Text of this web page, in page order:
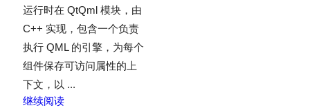
运行时在 QtQml 模块，由
C++ 实现，包含一个负责
执行 QML 的引擎，为每个
组件保存可访问属性的上
下文，以 ...
继续阅读